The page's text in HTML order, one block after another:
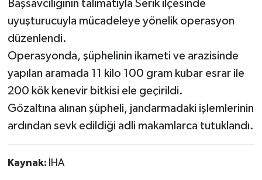
Başsavcılığının talimatıyla Serik ilçesinde
uyuşturucuyla mücadeleye yönelik operasyon
düzenlendi.
Operasyonda, şüphelinin ikameti ve arazisinde
yapılan aramada 11 kilo 100 gram kubar esrar ile
200 kök kenevir bitkisi ele geçirildi.
Gözaltına alınan şüpheli, jandarmadaki işlemlerinin
ardından sevk edildiği adli makamlarca tutuklandı.
Kaynak: İHA